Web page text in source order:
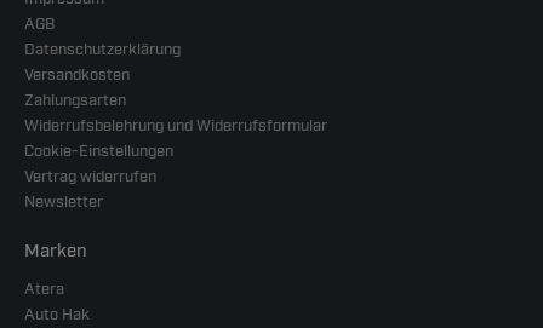
AGB
Datenschutzerklärung
Versandkosten
Zahlungsarten
Widerrufsbelehrung und Widerrufsformular
Cookie-Einstellungen
Vertrag widerrufen
Newsletter
Marken
Atera
Auto Hak